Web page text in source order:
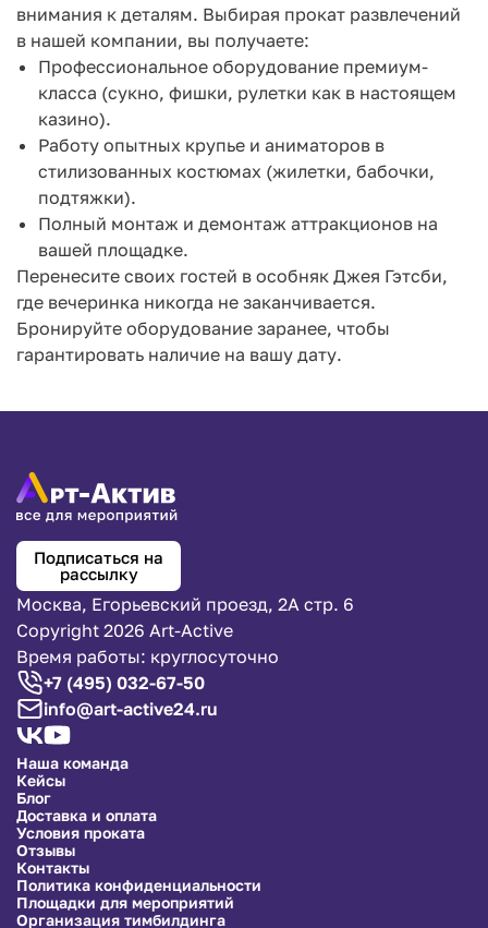
внимания к деталям. Выбирая прокат развлечений
в нашей компании, вы получаете:
Профессиональное оборудование премиум-
класса (сукно, фишки, рулетки как в настоящем
казино).
Работу опытных крупье и аниматоров в
стилизованных костюмах (жилетки, бабочки,
подтяжки).
Полный монтаж и демонтаж аттракционов на
вашей площадке.
Перенесите своих гостей в особняк Джея Гэтсби,
где вечеринка никогда не заканчивается.
Бронируйте оборудование заранее, чтобы
гарантировать наличие на вашу дату.
Подписаться на
рассылку
Москва, Егорьевский проезд, 2А стр. 6
Copyright 2026 Art-Active
Время работы: круглосуточно
+7 (495) 032-67-50
info@art-active24.ru
Наша команда
Кейсы
Блог
Доставка и оплата
Условия проката
Отзывы
Контакты
Политика конфиденциальности
Площадки для мероприятий
Организация тимбилдинга